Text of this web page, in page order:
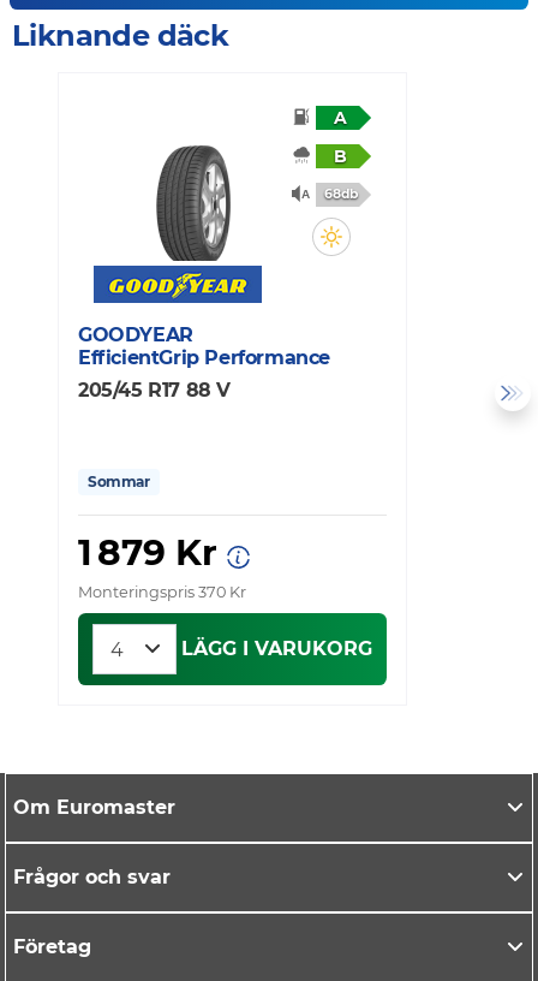
Liknande däck
A
B
68db
GOODYEAR
EfficientGrip Performance
205/45 R17 88 V
Sommar
1 879 Kr
Monteringspris 370 Kr
LÄGG I VARUKORG
Om Euromaster
Frågor och svar
Företag